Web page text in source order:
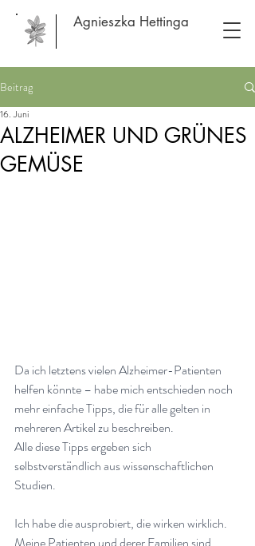
Agnieszka Hettinga
Beitrag
ALZHEIMER UND GRÜNES
GEMÜSE
16. Juni
Da ich letztens vielen Alzheimer-Patienten
helfen könnte – habe mich entschieden noch
mehr einfache Tipps, die für alle gelten in
mehreren Artikel zu beschreiben.
Alle diese Tipps ergeben sich
selbstverständlich aus wissenschaftlichen
Studien.
Ich habe die ausprobiert, die wirken wirklich.
Meine Patienten und derer Familien sind